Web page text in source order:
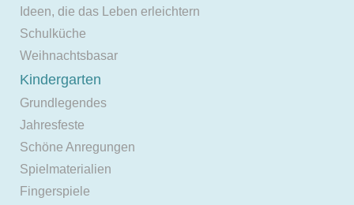
Ideen, die das Leben erleichtern
Schulküche
Weihnachtsbasar
Kindergarten
Grundlegendes
Jahresfeste
Schöne Anregungen
Spielmaterialien
Fingerspiele